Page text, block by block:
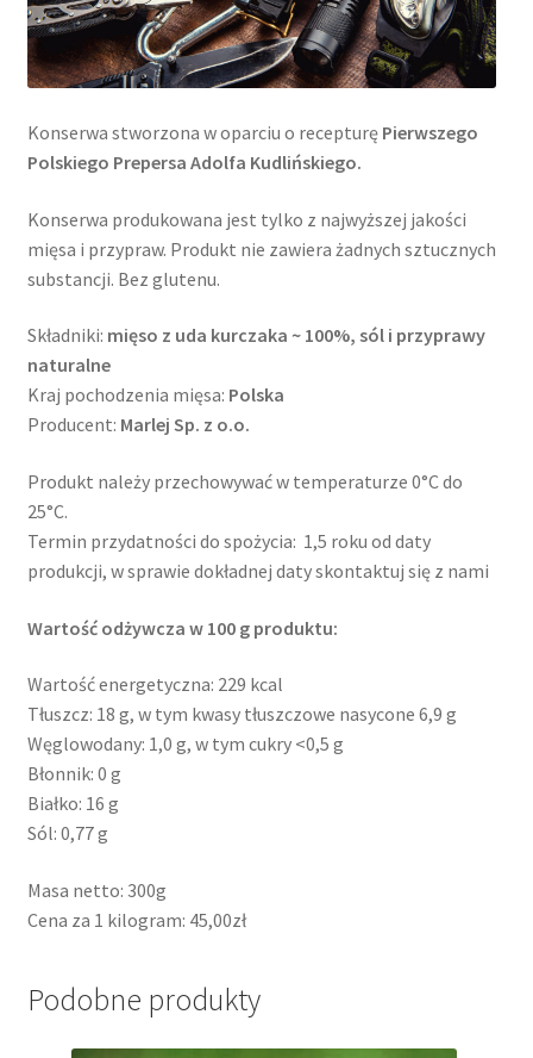
Konserwa stworzona w oparciu o recepturę Pierwszego
Polskiego Prepersa Adolfa Kudlińskiego.
Konserwa produkowana jest tylko z najwyższej jakości
mięsa i przypraw. Produkt nie zawiera żadnych sztucznych
substancji. Bez glutenu.
Składniki: mięso z uda kurczaka ~ 100%, sól i przyprawy
naturalne
Kraj pochodzenia mięsa: Polska
Producent: Marlej Sp. z o.o.
Produkt należy przechowywać w temperaturze 0°C do
25°C.
Termin przydatności do spożycia: 1,5 roku od daty
produkcji, w sprawie dokładnej daty skontaktuj się z nami
Wartość odżywcza w 100 g produktu:
Wartość energetyczna: 229 kcal
Tłuszcz: 18 g, w tym kwasy tłuszczowe nasycone 6,9 g
Węglowodany: 1,0 g, w tym cukry <0,5 g
Błonnik: 0 g
Białko: 16 g
Sól: 0,77 g
Masa netto: 300g
Cena za 1 kilogram: 45,00zł
Podobne produkty